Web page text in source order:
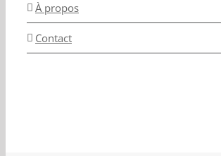
À propos
Contact